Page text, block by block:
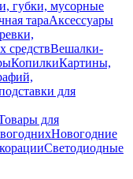
губки, мусорные
тараАксессуары
средствВешалки-
КопилкиКартины,
для
для
Новогодние
Светодиодные